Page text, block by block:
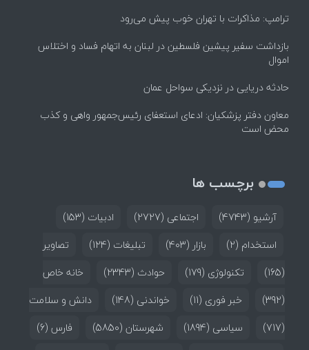
ترامپ: مذاکرات با تهران خوب پیش می‌رود
بازداشت سفیر پیشین فلسطین در لبنان به اتهام فساد و اختلاس
اموال
حادثه دریایی در نزدیکی سواحل عمان
معاون دفتر پزشکیان: ادعای استعفای رئیس‌جمهور واهی و کذب
محض است
برچسب ها
آرشیو (4743) اجتماعی (2727) ادبیات (153)
استخدام (2) بازار (403) تبلیغات (124)
تصاویر
(165)
تکنولوژی (179) حوادث (2343)
خانه خاص
(392)
خبر فوری (11) خواندنی (148)
دانش و سلامت
(717)
سیاسی (1894) شهرستان (5850) فارس (6)